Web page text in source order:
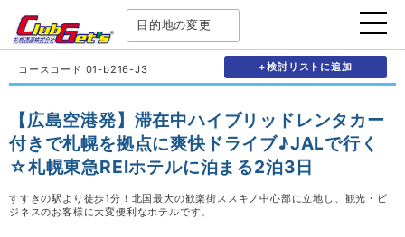
目的地の変更
コースコード 01-b216-J3 +検討リストに追加
【広島空港発】滞在中ハイブリッドレンタカー
付きで札幌を拠点に爽快ドライブ♪JALで行く
☆札幌東急REIホテルに泊まる2泊3日
すすきの駅より徒歩1分！北国最大の歓楽街ススキノ中心部に立地し、観光・ビ
ジネスのお客様に大変便利なホテルです。